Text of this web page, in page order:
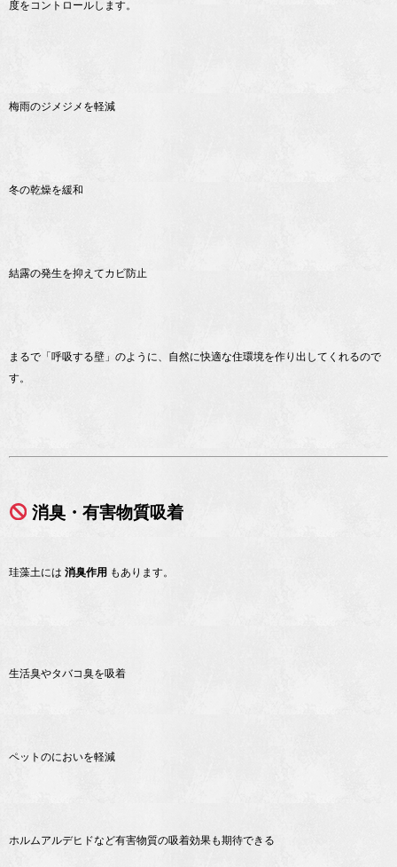
度をコントロールします。
梅雨のジメジメを軽減
冬の乾燥を緩和
結露の発生を抑えてカビ防止
まるで「呼吸する壁」のように、自然に快適な住環境を作り出してくれるので
す。
消臭・有害物質吸着
珪藻土には 消臭作用 もあります。
生活臭やタバコ臭を吸着
ペットのにおいを軽減
ホルムアルデヒドなど有害物質の吸着効果も期待できる